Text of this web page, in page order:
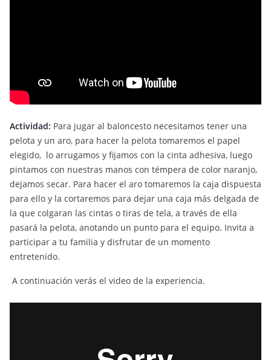
Actividad: Para jugar al baloncesto necesitamos tener una
pelota y un aro, para hacer la pelota tomaremos el papel
elegido, lo arrugamos y fijamos con la cinta adhesiva, luego
pintamos con nuestras manos con témpera de color naranjo,
dejamos secar. Para hacer el aro tomaremos la caja dispuesta
para ello y la cortaremos para dejar una caja más delgada de
la que colgaran las cintas o tiras de tela, a través de ella
pasará la pelota, anotando un punto para el equipo. Invita a
participar a tu familia y disfrutar de un momento
entretenido.
A continuación verás el video de la experiencia.